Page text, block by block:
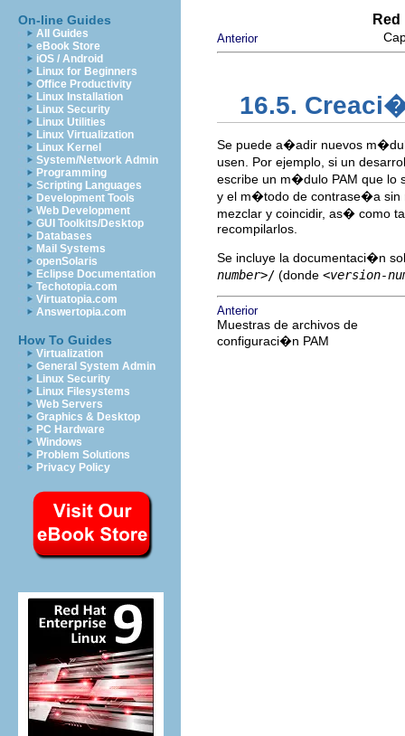
On-line Guides
All Guides
eBook Store
iOS / Android
Linux for Beginners
Office Productivity
Linux Installation
Linux Security
Linux Utilities
Linux Virtualization
Linux Kernel
System/Network Admin
Programming
Scripting Languages
Development Tools
Web Development
GUI Toolkits/Desktop
Databases
Mail Systems
openSolaris
Eclipse Documentation
Techotopia.com
Virtuatopia.com
Answertopia.com
How To Guides
Virtualization
General System Admin
Linux Security
Linux Filesystems
Web Servers
Graphics & Desktop
PC Hardware
Windows
Problem Solutions
Privacy Policy
Anterior
16.5.
Se puede a�adir nuevos
usen. Por ejemplo, si un
escribe un m�dulo PAM que lo
y el m�todo de contrase�a sin
mezclar y coincidir, as� como
recompilarlos.
Se incluye la documentaci�n
number>/ (donde <version-
Anterior
Muestras de archivos de
configuraci�n PAM